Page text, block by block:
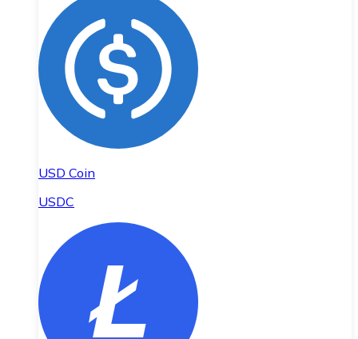
USD Coin
USDC